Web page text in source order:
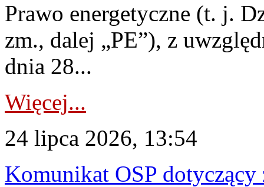
Prawo energetyczne (t. j.
zm., dalej „PE”), z
dnia 28...
Więcej...
24 lipca 2026, 13:54
Komunikat OSP dotyczący